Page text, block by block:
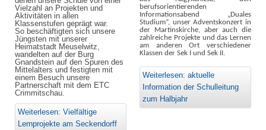
Vielzahl an Projekten und
Aktivitäten in allen
Klassenstufen geprägt war.
So beschäftigten sich unsere
Jüngsten mit unserer
Heimatstadt Meuselwitz,
wandelten auf der Burg
Gnandstein auf den Spuren des
Mittelalters und festigten mit
einem Besuch unsere
Partnerschaft mit dem ETC
Crimmitschau.
Weiterlesen: Vielfältige
Lernprojekte am Seckendorff
berufsorientierenden
Informationsabend „Duales
Studium“, unser Adventskonzert in
der Martinskirche, aber auch die
zahlreiche Projekte und das Lernen
am anderen Ort verschiedener
Klassen der Sek I und Sek II.
Weiterlesen: aktuelle
Information der Schulleitung
zum Halbjahr